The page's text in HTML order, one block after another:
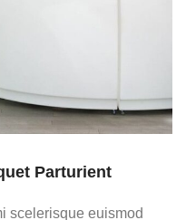
Parturient
scelerisque euismod